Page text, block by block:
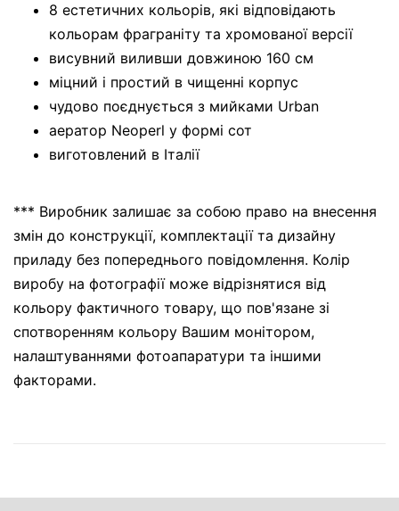
8 естетичних кольорів, які відповідають
кольорам фраграніту та хромованої версії
висувний виливши довжиною 160 см
міцний і простий в чищенні корпус
чудово поєднується з мийками Urban
аератор Neoperl у формі сот
виготовлений в Італії
*** Виробник залишає за собою право на внесення
змін до конструкції, комплектації та дизайну
приладу без попереднього повідомлення. Колір
виробу на фотографії може відрізнятися від
кольору фактичного товару, що пов'язане зі
спотворенням кольору Вашим монітором,
налаштуваннями фотоапаратури та іншими
факторами.